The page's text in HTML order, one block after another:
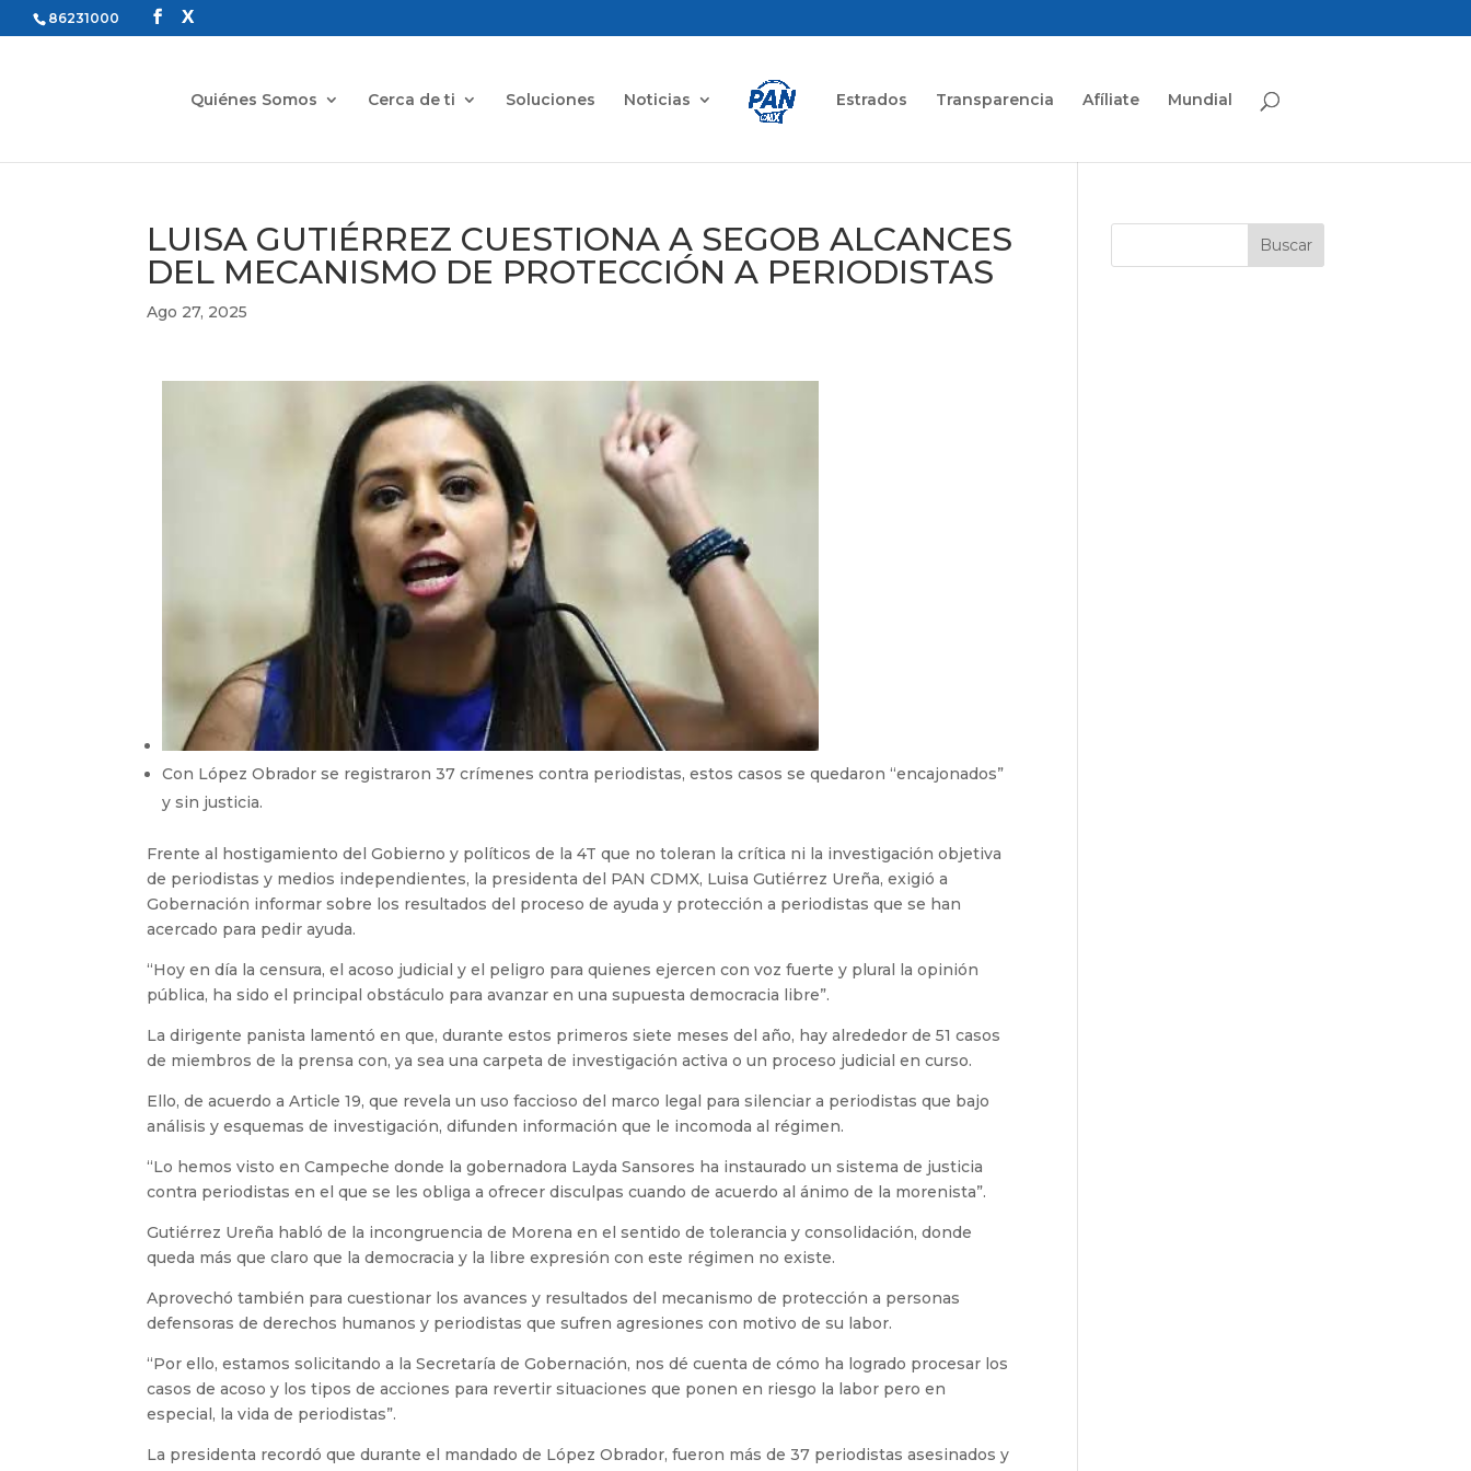
86231000
Quiénes Somos Cerca de ti Soluciones Noticias Estrados Transparencia Afíliate Mundial
LUISA GUTIÉRREZ CUESTIONA A SEGOB ALCANCES
DEL MECANISMO DE PROTECCIÓN A PERIODISTAS
Ago 27, 2025
Con López Obrador se registraron 37 crímenes contra periodistas, estos casos se quedaron “encajonados”
y sin justicia.
Frente al hostigamiento del Gobierno y políticos de la 4T que no toleran la crítica ni la investigación objetiva
de periodistas y medios independientes, la presidenta del PAN CDMX, Luisa Gutiérrez Ureña, exigió a
Gobernación informar sobre los resultados del proceso de ayuda y protección a periodistas que se han
acercado para pedir ayuda.
“Hoy en día la censura, el acoso judicial y el peligro para quienes ejercen con voz fuerte y plural la opinión
pública, ha sido el principal obstáculo para avanzar en una supuesta democracia libre”.
La dirigente panista lamentó en que, durante estos primeros siete meses del año, hay alrededor de 51 casos
de miembros de la prensa con, ya sea una carpeta de investigación activa o un proceso judicial en curso.
Ello, de acuerdo a Article 19, que revela un uso faccioso del marco legal para silenciar a periodistas que bajo
análisis y esquemas de investigación, difunden información que le incomoda al régimen.
“Lo hemos visto en Campeche donde la gobernadora Layda Sansores ha instaurado un sistema de justicia
contra periodistas en el que se les obliga a ofrecer disculpas cuando de acuerdo al ánimo de la morenista”.
Gutiérrez Ureña habló de la incongruencia de Morena en el sentido de tolerancia y consolidación, donde
queda más que claro que la democracia y la libre expresión con este régimen no existe.
Aprovechó también para cuestionar los avances y resultados del mecanismo de protección a personas
defensoras de derechos humanos y periodistas que sufren agresiones con motivo de su labor.
“Por ello, estamos solicitando a la Secretaría de Gobernación, nos dé cuenta de cómo ha logrado procesar los
casos de acoso y los tipos de acciones para revertir situaciones que ponen en riesgo la labor pero en
especial, la vida de periodistas”.
La presidenta recordó que durante el mandado de López Obrador, fueron más de 37 periodistas asesinados y